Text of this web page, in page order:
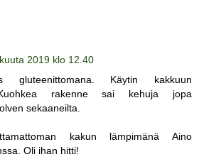
2019 klo 12.40
gluteenittomana. Käytin kakkuun
rakenne sai kehuja jopa
sekaaneilta.
kakun lämpimänä Aino
Oli ihan hitti!